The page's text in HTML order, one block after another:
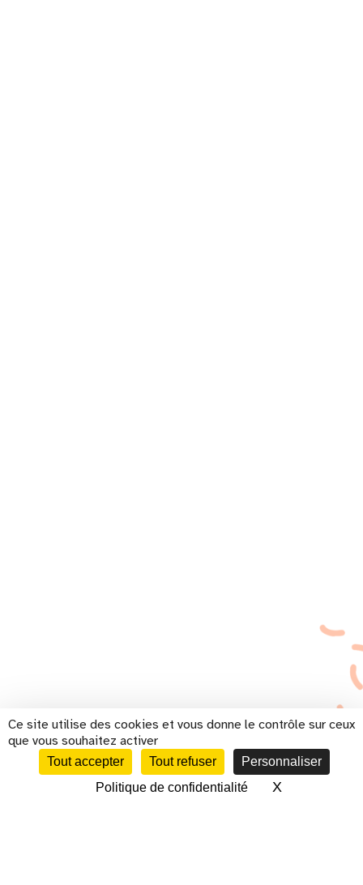
Ce site utilise des cookies et vous donne le contrôle sur ceux
que vous souhaitez activer
Tout accepter Tout refuser
Personnaliser
Politique de confidentialité
XMasquer le
CALENDRIER